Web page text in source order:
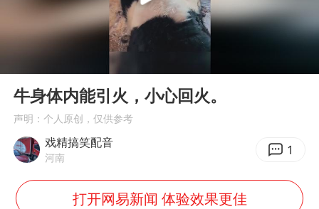
美股创4月份以来最大单周涨幅
实时追踪台风白海豚
光伏八巨头签署“不低于成本价”倡议
浙江台州：市民非必要不外出
Play
牛身体内能引火，小心回火。
声明：个人原创，仅供参考
戏精搞笑配音
河南 1
打开网易新闻 体验效果更佳